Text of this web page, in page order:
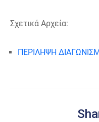
Σχετικά Αρχεία:
ΠΕΡΙΛΗΨΗ